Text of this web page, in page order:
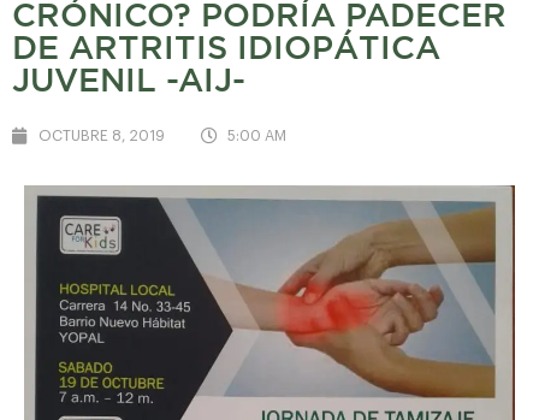
CRÓNICO? PODRÍA PADECER
DE ARTRITIS IDIOPÁTICA
JUVENIL -AIJ-
OCTUBRE 8, 2019 5:00 AM